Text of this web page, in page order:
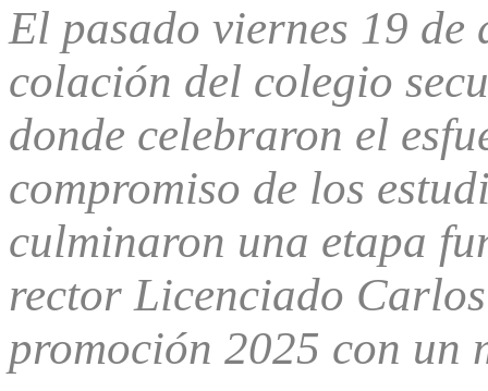
El pasado viernes 19 de
colación del colegio
donde celebraron el
compromiso de los
culminaron una etapa
rector Licenciado
promoción 2025 con un